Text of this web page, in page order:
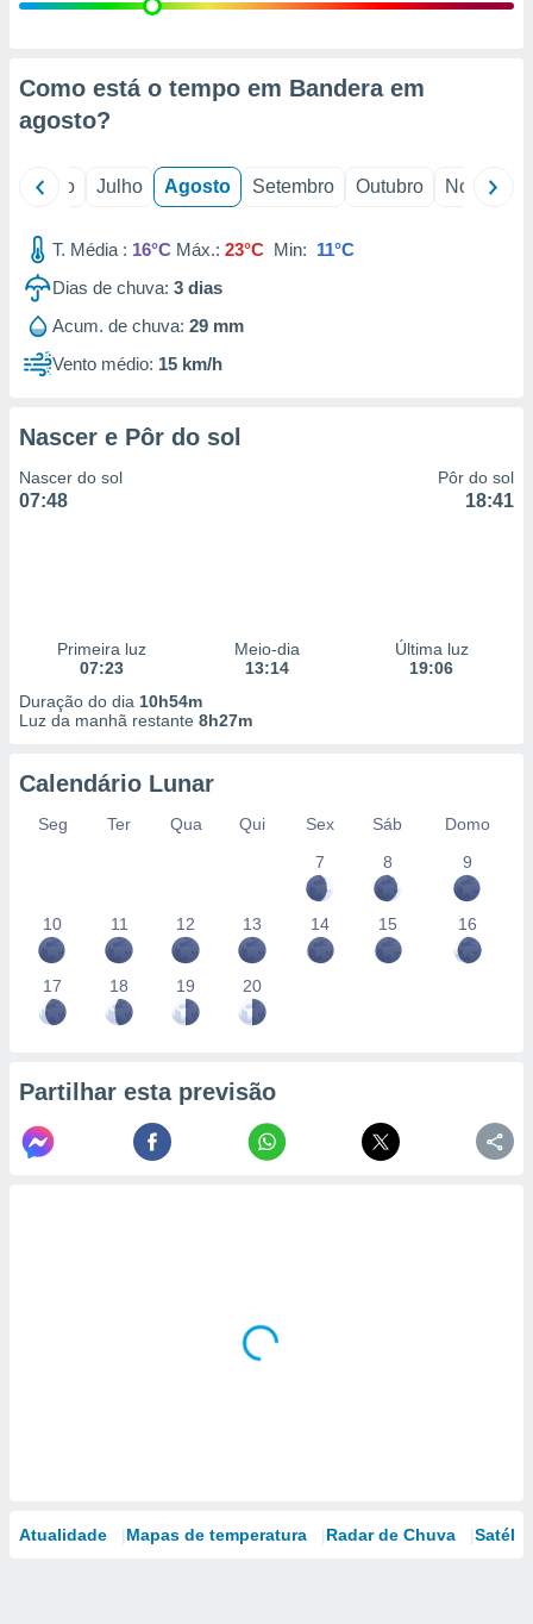
estudos
1199
Como está o tempo em Bandera em
agosto?
Junho Julho Agosto Setembro Outubro Novembro
T. Média : 16°C Máx.: 23°C Min: 11°C
Dias de chuva: 3 dias
Acum. de chuva: 29 mm
Vento médio: 15 km/h
Nascer e Pôr do sol
Nascer do sol
07:48
Pôr do sol
18:41
Primeira luz
07:23
Meio-dia
13:14
Última luz
19:06
Duração do dia 10h54m
Luz da manhã restante 8h27m
Calendário Lunar
Seg Ter Qua Qui Sex Sáb
Domo
7
8 9
10 11 12 13 14 15 16
17 18 19 20
Partilhar esta previsão
Atualidade Mapas de temperatura Radar de Chuva